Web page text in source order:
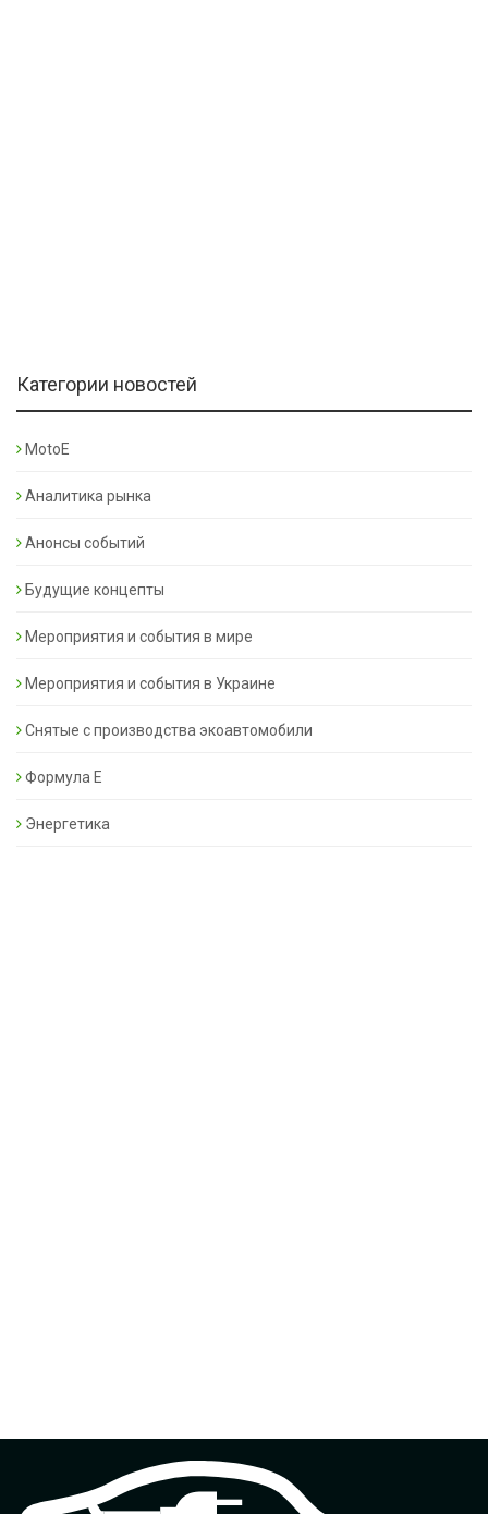
Категории новостей
MotoE
Аналитика рынка
Анонсы событий
Будущие концепты
Мероприятия и события в мире
Мероприятия и события в Украине
Снятые с производства экоавтомобили
Формула Е
Энергетика